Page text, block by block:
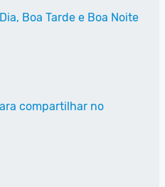
Boa Tarde e Boa Noite
compartilhar no